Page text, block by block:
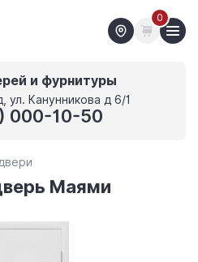
0
и фурнитуры
ул. Канунникова д 6/1
000-10-50
Маями